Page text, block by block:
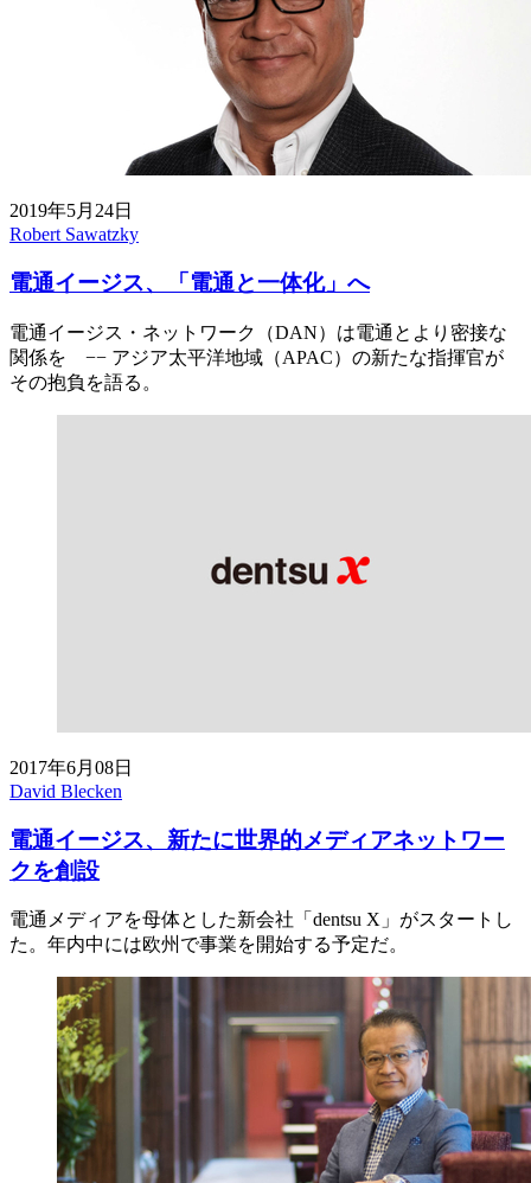
2019年5月24日
Robert Sawatzky
電通イージス、「電通と一体化」へ
電通イージス・ネットワーク（DAN）は電通とより密接な
関係を −− アジア太平洋地域（APAC）の新たな指揮官が
その抱負を語る。
2017年6月08日
David Blecken
電通イージス、新たに世界的メディアネットワー
クを創設
電通メディアを母体とした新会社「dentsu X」がスタートし
た。年内中には欧州で事業を開始する予定だ。